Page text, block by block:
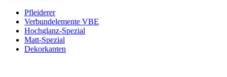
Pfleiderer
Verbundelemente VBE
Hochglanz-Spezial
Matt-Spezial
Dekorkanten